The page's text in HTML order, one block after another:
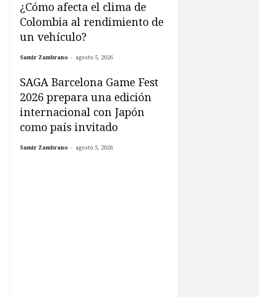
¿Cómo afecta el clima de
Colombia al rendimiento de
un vehículo?
Samir Zambrano - agosto 5, 2026
SAGA Barcelona Game Fest
2026 prepara una edición
internacional con Japón
como país invitado
Samir Zambrano - agosto 5, 2026